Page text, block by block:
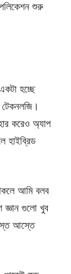
শুরু
হচ্ছে
করেও অ্যাপ
হাইব্রিড
আমি বলব
গুলো খুব
আস্তে